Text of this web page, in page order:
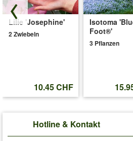
Lilie 'Josephine'
2 Zwiebeln
10.45 CHF
Isotoma
Foot®'
3 Pflanzen
Hotline & Kontakt